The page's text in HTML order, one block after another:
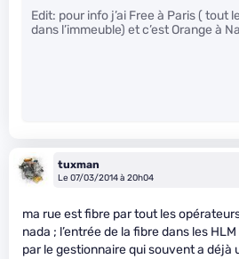
Edit: pour info j’ai Free à Paris ( tout
dans l’immeuble) et c’est Orange à
tuxman
Le 07/03/2014 à 20h04
ma rue est fibre par tout les
nada ; l’entrée de la fibre dans les
par le gestionnaire qui souvent a déjà